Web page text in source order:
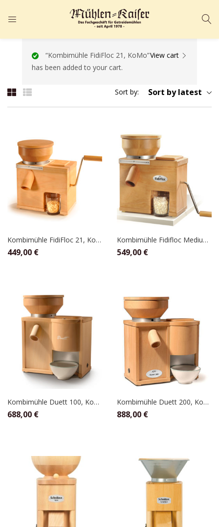
ANMELDEN
Geben Sie Ihren Benutzernamen und Ihr Passwort ein, um sich
anzumelden.
Angemeldet bleiben Passwort vergessen?
View cart
“Kombimühle FidiFloc 21, KoMo”
has been added to your cart.
Sort by: Sort by latest
Kombimühle FidiFloc 21, KoMo
449,00 €
Kombimühle Fidifloc Medium, KoMo
549,00 €
Kombimühle Duett 100, KoMo
688,00 €
Kombimühle Duett 200, KoMo
888,00 €